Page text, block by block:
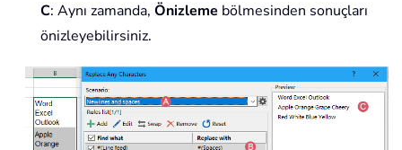
C: Aynı zamanda, Önizleme bölmesinden sonuçları
önizleyebilirsiniz.